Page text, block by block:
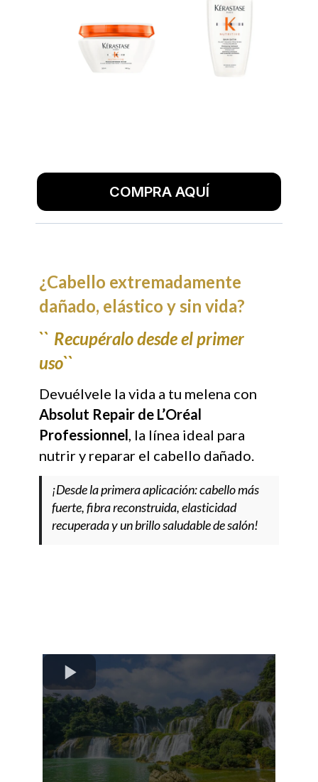
COMPRA AQUÍ
¿Cabello extremadamente
dañado, elástico y sin vida?
`` Recupéralo desde el primer
uso``
Devuélvele la vida a tu melena con
Absolut Repair de L’Oréal
Professionnel, la línea ideal para
nutrir y reparar el cabello dañado.
¡Desde la primera aplicación: cabello más
fuerte, fibra reconstruida, elasticidad
recuperada y un brillo saludable de salón!